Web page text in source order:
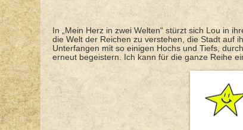
In „Mein Herz in zwei Welten“ stürzt sich Lou in
die Welt der Reichen zu verstehen, die Stadt auf
Unterfangen mit so einigen Hochs und Tiefs,
erneut begeistern. Ich kann für die ganze Reihe